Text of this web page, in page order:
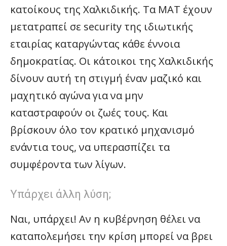
κατοίκους της Χαλκιδικής. Τα ΜΑΤ έχουν
μετατραπεί σε security της ιδιωτικής
εταιρίας καταργώντας κάθε έννοια
δημοκρατίας. Οι κάτοικοι της Χαλκιδικής
δίνουν αυτή τη στιγμή έναν μαζικό και
μαχητικό αγώνα για να μην
καταστραφούν οι ζωές τους. Και
βρίσκουν όλο τον κρατικό μηχανισμό
ενάντια τους, να υπερασπίζει τα
συμφέροντα των λίγων.
Υπάρχει άλλη λύση;
Ναι, υπάρχει! Αν η κυβέρνηση θέλει να
καταπολεμήσει την κρίση μπορεί να βρει